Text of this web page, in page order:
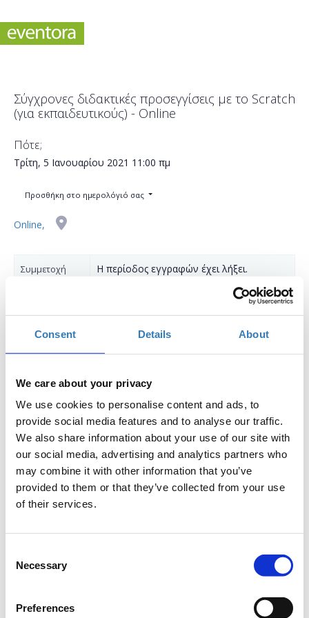
Consent Details About
We care about your privacy
We use cookies to personalise content and ads, to
provide social media features and to analyse our traffic.
We also share information about your use of our site with
our social media, advertising and analytics partners who
may combine it with other information that you’ve
provided to them or that they’ve collected from your use
of their services.
Selection
Necessary
Preferences
Σύγχρονες διδακτικές προσεγγίσεις με το Scratch
(για εκπαιδευτικούς) - Online
Πότε;
Τρίτη, 5 Ιανουαρίου 2021 11:00 πμ
Προσθήκη στο ημερολόγιό σας
Online,
Συμμετοχή Η περίοδος εγγραφών έχει λήξει.
Δωρεάν On Line σεμινάριο.
Το σεμινάριο απευθύνεται σε εκπαιδευτικούς Α/θμιας και
Β/θμιας Εκπαίδευσης (Δημόσιας και Ιδιωτικής), οι οποίοι
επιθυμούν να γνωρίσουν τις διαστάσεις της
υπολογιστικής σκέψης στην εκπαίδευση και μέσα από
σενάρια διερευνητικών διαδικασιών και χρήση του
Scratch να δημιουργήσουν τα δικά τους project.
για την παρακολούθηση του σεμιναρίου και η δεύτερη για
Διάρκεια προγράμματος: